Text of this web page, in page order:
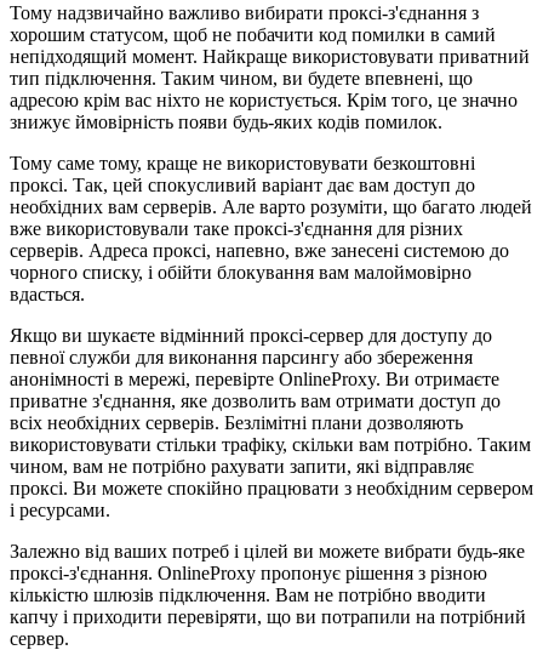
Тому надзвичайно важливо вибирати проксі-з'єднання з
хорошим статусом, щоб не побачити код помилки в самий
непідходящий момент. Найкраще використовувати приватний
тип підключення. Таким чином, ви будете впевнені, що
адресою крім вас ніхто не користується. Крім того, це значно
знижує ймовірність появи будь-яких кодів помилок.
Тому саме тому, краще не використовувати безкоштовні
проксі. Так, цей спокусливий варіант дає вам доступ до
необхідних вам серверів. Але варто розуміти, що багато людей
вже використовували таке проксі-з'єднання для різних
серверів. Адреса проксі, напевно, вже занесені системою до
чорного списку, і обійти блокування вам малоймовірно
вдасться.
Якщо ви шукаєте відмінний проксі-сервер для доступу до
певної служби для виконання парсингу або збереження
анонімності в мережі, перевірте OnlineProxy. Ви отримаєте
приватне з'єднання, яке дозволить вам отримати доступ до
всіх необхідних серверів. Безлімітні плани дозволяють
використовувати стільки трафіку, скільки вам потрібно. Таким
чином, вам не потрібно рахувати запити, які відправляє
проксі. Ви можете спокійно працювати з необхідним сервером
і ресурсами.
Залежно від ваших потреб і цілей ви можете вибрати будь-яке
проксі-з'єднання. OnlineProxy пропонує рішення з різною
кількістю шлюзів підключення. Вам не потрібно вводити
капчу і приходити перевіряти, що ви потрапили на потрібний
сервер.